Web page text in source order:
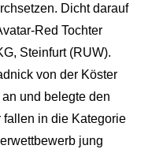
Dicht darauf
Red Tochter
Steinfurt (RUW).
von der Köster
und belegte den
in die Kategorie
jung